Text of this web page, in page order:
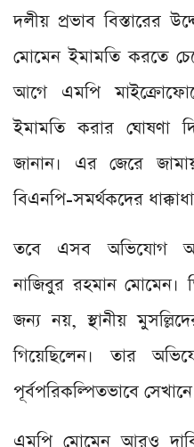
দলীয় প্রভাব বিস্তারের
মোমেন ইমামতি করতে
আগে এমপি
ইমামতি করার ঘোষণা
জানান। এর জেরে
বিএনপি-সমর্থকদের
তবে এসব অভিযোগ
নাজিবুর রহমান মোমেন।
জন্য নয়, স্থানীয়
গিয়েছিলেন। তার
পূর্বপরিকল্পিতভাবে
এমপি মোমেন আরও